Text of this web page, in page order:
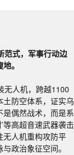
范式，军事行动边
。
无人机，跨越1100
防空体系，证实乌
偶然战术，而是系
等高超音速武器袭击
无人机重构攻防平
政治象征空间。